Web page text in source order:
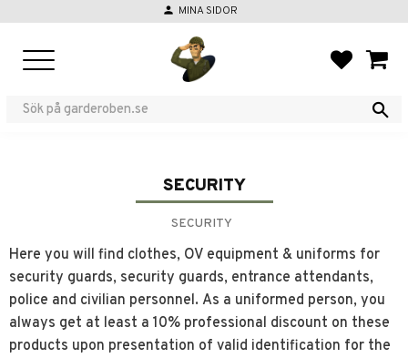
person MINA SIDOR
SECURITY
SECURITY
Here you will find clothes, OV equipment & uniforms for
security guards, security guards, entrance attendants,
police and civilian personnel. As a uniformed person, you
always get at least a 10% professional discount on these
products upon presentation of valid identification for the